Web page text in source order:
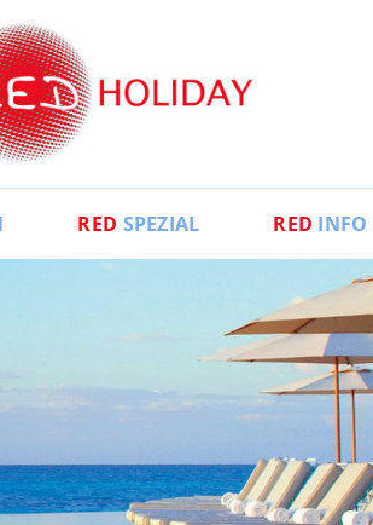
RED SPEZIAL RED INFO